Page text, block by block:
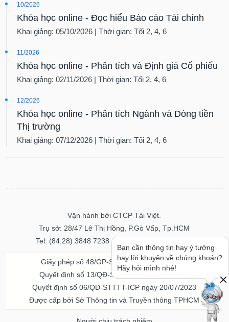
10/2026
Khóa học online - Đọc hiểu Báo cáo Tài chính
Khai giảng: 05/10/2026 | Thời gian: Tối 2, 4, 6
11/2026
Khóa học online - Phân tích và Định giá Cổ phiếu
Khai giảng: 02/11/2026 | Thời gian: Tối 2, 4, 6
12/2026
Khóa học online - Phân tích Ngành và Dòng tiền
Thị trường
Khai giảng: 07/12/2026 | Thời gian: Tối 2, 4, 6
Vận hành bởi CTCP Tài Việt.
Trụ sở: 28/47 Lê Thị Hồng, P.Gò Vấp, Tp.HCM
Tel: (84.28) 3848 7238 - Fax: (84.28) 3848 7237
Giấy phép số 48/GP-STTTT ngày 04/11/2016
Quyết định số 13/QĐ-STTTT ngày 02/11/2017
Quyết định số 06/QĐ-STTTT-ICP ngày 20/07/2023
Được cấp bởi Sở Thông tin và Truyền thông TPHCM
Bạn cần thông tin hay ý tưởng
hay lời khuyên về chứng khoán?
Hãy hỏi mình nhé!